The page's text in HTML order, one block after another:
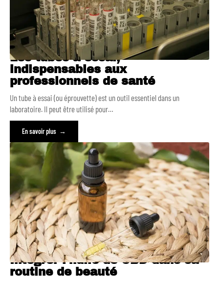
Les tubes à essai,
indispensables aux
professionnels de santé
Un tube à essai (ou éprouvette) est un outil essentiel dans un
laboratoire. Il peut être utilisé pour…
En savoir plus
Intégrer l’huile de CBD dans sa
routine de beauté